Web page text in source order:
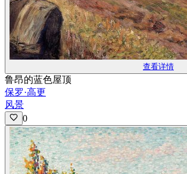
查看详情
鲁昂的蓝色屋顶
保罗·高更
风景
0